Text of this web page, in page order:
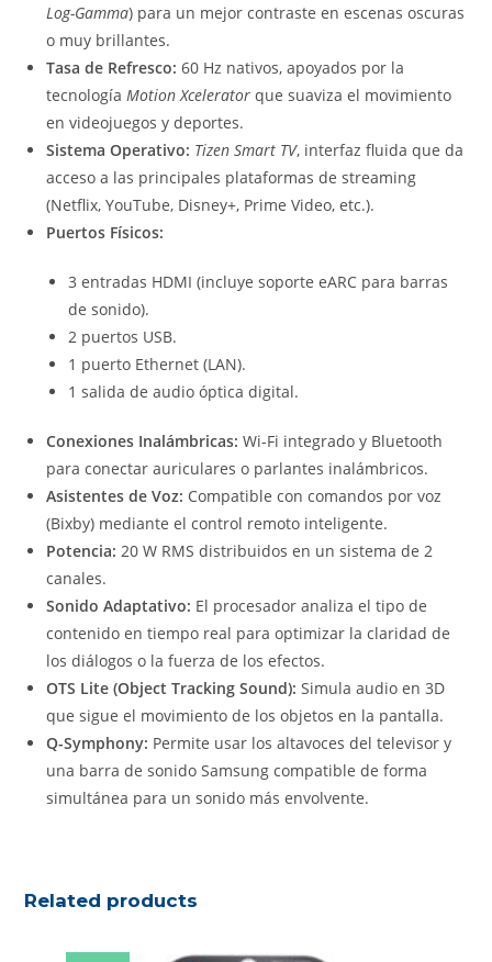
Log-Gamma) para un mejor contraste en escenas oscuras
o muy brillantes.
Tasa de Refresco: 60 Hz nativos, apoyados por la
tecnologíaMotion Xcelerator que suaviza el movimiento
en videojuegos y deportes.
Sistema Operativo: Tizen Smart TV, interfaz fluida que da
acceso a las principales plataformas de streaming
(Netflix, YouTube, Disney+, Prime Video, etc.).
Puertos Físicos:
3 entradas HDMI (incluye soporte eARC para barras
de sonido).
2 puertos USB.
1 puerto Ethernet (LAN).
1 salida de audio óptica digital.
Conexiones Inalámbricas: Wi-Fi integrado y Bluetooth
para conectar auriculares o parlantes inalámbricos.
Asistentes de Voz: Compatible con comandos por voz
(Bixby) mediante el control remoto inteligente.
Potencia: 20 W RMS distribuidos en un sistema de 2
canales.
Sonido Adaptativo: El procesador analiza el tipo de
contenido en tiempo real para optimizar la claridad de
los diálogos o la fuerza de los efectos.
OTS Lite (Object Tracking Sound): Simula audio en 3D
que sigue el movimiento de los objetos en la pantalla.
Q-Symphony: Permite usar los altavoces del televisor y
una barra de sonido Samsung compatible de forma
simultánea para un sonido más envolvente.
Related products